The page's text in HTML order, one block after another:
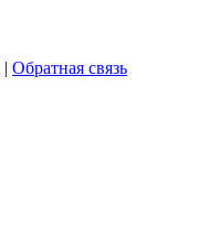
| Обратная связь